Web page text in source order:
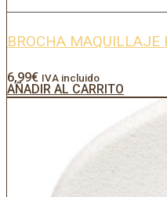
BROCHA MAQUILLAJE
6,99€ IVA incluido
AÑADIR AL CARRITO